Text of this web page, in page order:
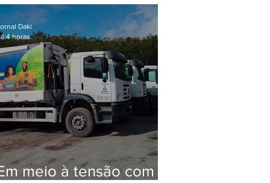
de secretário
em 2020
meio à tensão com
Daki
4 horas